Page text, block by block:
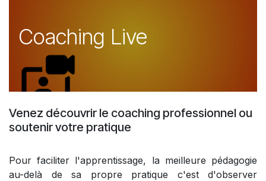
Coaching Live
Venez découvrir le coaching professionnel ou
soutenir votre pratique
Pour faciliter l'apprentissage, la meilleure pédagogie
au-delà de sa propre pratique c'est d'observer